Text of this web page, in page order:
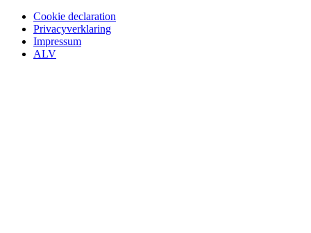
Cookie declaration
Privacyverklaring
Impressum
ALV